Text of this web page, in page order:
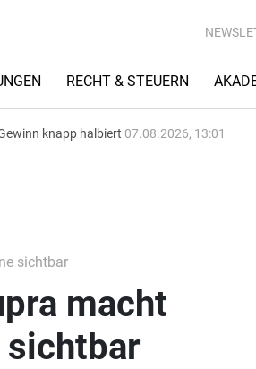
RECHT & STEUERN
knapp halbiert 07.08.2026, 13:01
sichtbar
macht
sichtbar